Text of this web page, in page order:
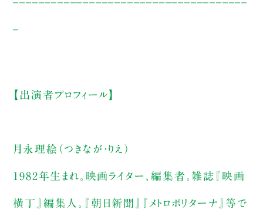
【出演者プロフィール】
月永理絵（つきなが・りえ）
1982年生まれ。映画ライター、編集者。雑誌『映画
横丁』編集人。『朝日新聞』『メトロポリターナ』等で